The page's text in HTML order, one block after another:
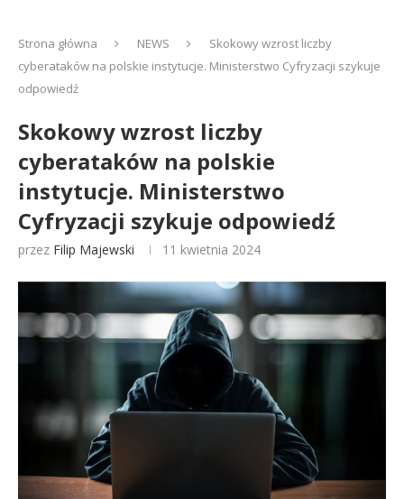
Strona główna NEWS
Skokowy wzrost liczby
cyberataków na polskie instytucje. Ministerstwo Cyfryzacji szykuje
odpowiedź
Skokowy wzrost liczby
cyberataków na polskie
instytucje. Ministerstwo
Cyfryzacji szykuje odpowiedź
przez Filip Majewski 11 kwietnia 2024